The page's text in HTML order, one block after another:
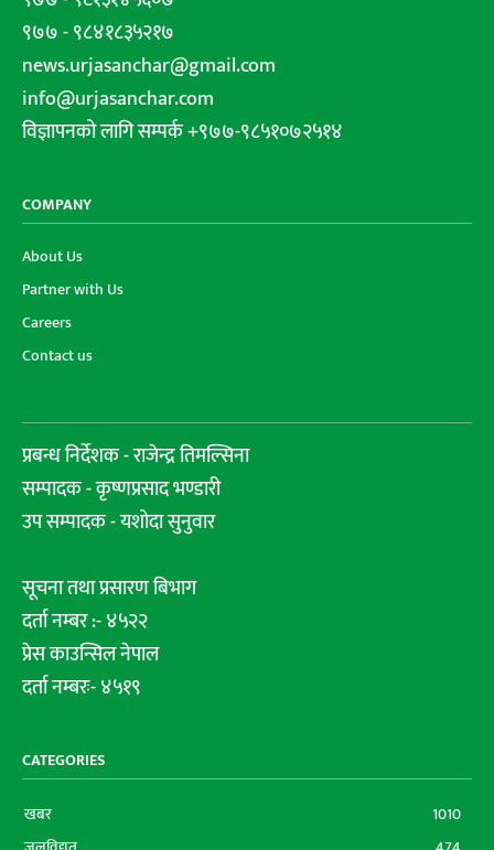
९७७ - ९८४१८३५२१७
news.urjasanchar@gmail.com
info@urjasanchar.com
विज्ञापनको लागि सम्पर्क +९७७-९८५१०७२५१४
COMPANY
About Us
Partner with Us
Careers
Contact us
प्रबन्ध निर्देशक - राजेन्द्र तिमल्सिना
सम्पादक - कृष्णप्रसाद भण्डारी
उप सम्पादक - यशोदा सुनुवार
सूचना तथा प्रसारण बिभाग
दर्ता नम्बर :- ४५२२
प्रेस काउन्सिल नेपाल
दर्ता नम्बरः- ४५१९
CATEGORIES
खबर
1010